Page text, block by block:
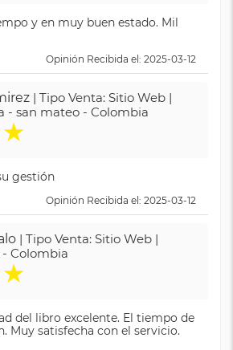
y en muy buen estado. Mil
Opinión Recibida el: 2025-03-12
| Tipo Venta: Sitio Web |
- san mateo - Colombia
★
gestión
Opinión Recibida el: 2025-03-12
| Tipo Venta: Sitio Web |
Colombia
★
del libro excelente. El tiempo de
Muy satisfecha con el servicio.